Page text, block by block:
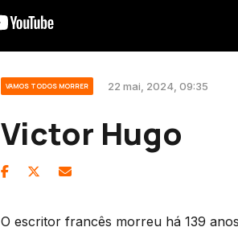
VAMOS TODOS MORRER 22 mai, 2024, 09:35
Victor Hugo
O escritor francês morreu há 139